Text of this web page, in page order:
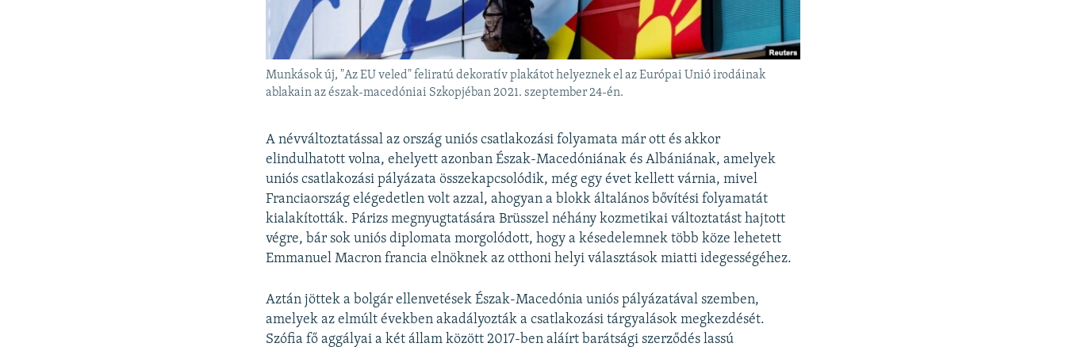
Munkások új, "Az EU veled" feliratú dekoratív plakátot helyeznek el az Európai Unió irodáinak
ablakain az észak-macedóniai Szkopjéban 2021. szeptember 24-én.
A névváltoztatással az ország uniós csatlakozási folyamata már ott és akkor
elindulhatott volna, ehelyett azonban Észak-Macedóniának és Albániának, amelyek
uniós csatlakozási pályázata összekapcsolódik, még egy évet kellett várnia, mivel
Franciaország elégedetlen volt azzal, ahogyan a blokk általános bővítési folyamatát
kialakították. Párizs megnyugtatására Brüsszel néhány kozmetikai változtatást hajtott
végre, bár sok uniós diplomata morgolódott, hogy a késedelemnek több köze lehetett
Emmanuel Macron francia elnöknek az otthoni helyi választások miatti idegességéhez.
Aztán jöttek a bolgár ellenvetések Észak-Macedónia uniós pályázatával szemben,
amelyek az elmúlt években akadályozták a csatlakozási tárgyalások megkezdését.
Szófia fő aggályai a két állam között 2017-ben aláírt barátsági szerződés lassú